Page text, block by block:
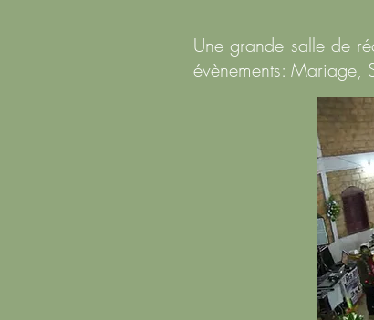
Une grande salle de
évènements: Mariage,